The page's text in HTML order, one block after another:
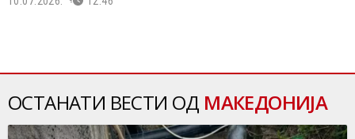
ОСТАНАТИ ВЕСТИ ОД МАКЕДОНИЈА